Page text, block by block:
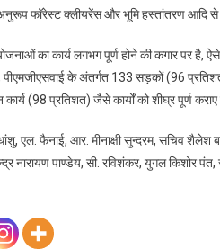
फॉरेस्ट क्लीयरेंस और भूमि हस्तांतरण आदि से
का कार्य लगभग पूर्ण होने की कगार पर
के अंतर्गत 133 सड़कों (96
(98 प्रतिशत) जैसे कार्यों को शीघ्र पूर्ण कराए
फैनाई, आर. मीनाक्षी सुन्दरम, सचिव शैलेश
नारायण पाण्डेय, सी. रविशंकर, युगल किशोर पंत,